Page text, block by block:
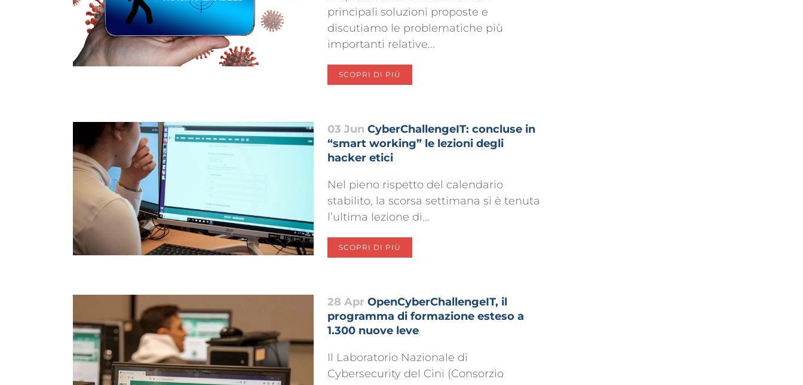
principali soluzioni proposte e
discutiamo le problematiche più
importanti relative...
SCOPRI DI PIÙ
03 Jun CyberChallengeIT: concluse in
“smart working” le lezioni degli
hacker etici
Nel pieno rispetto del calendario
stabilito, la scorsa settimana si è tenuta
l’ultima lezione di...
SCOPRI DI PIÙ
28 Apr OpenCyberChallengeIT, il
programma di formazione esteso a
1.300 nuove leve
Il Laboratorio Nazionale di
Cybersecurity del Cini (Consorzio